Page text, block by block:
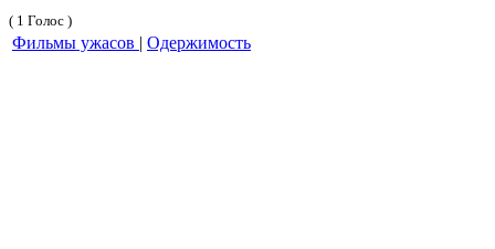
( 1 Голос )
Фильмы ужасов | Одержимость